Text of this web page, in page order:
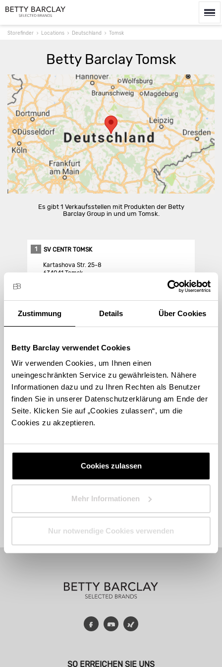
Zustimmung Details Über Cookies
Betty Barclay verwendet Cookies
Wir verwenden Cookies, um Ihnen einen
uneingeschränkten Service zu gewährleisten. Nähere
Informationen dazu und zu Ihren Rechten als Benutzer
finden Sie in unserer Datenschutzerklärung am Ende der
Seite. Klicken Sie auf „Cookies zulassen“, um die
Cookies zu akzeptieren.
Cookies zulassen
Mehr Informationen
Nur notwendige Cookies verwenden
Storefinder Locations Deutschland Tomsk
Betty Barclay Tomsk
Route berechnen
Es gibt 1 Verkaufsstellen mit Produkten der Betty
Barclay Group in und um Tomsk.
1 SV CENTR TOMSK
Kartashova Str. 25-8
634041 Tomsk
Store Landing-Page
Route berechnen
STORE FINDEN
Fashion Accessoires Parfum
FacebookYouTube
SO ERREICHEN SIE UNS